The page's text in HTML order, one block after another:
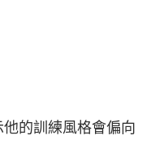
的訓練風格會偏向